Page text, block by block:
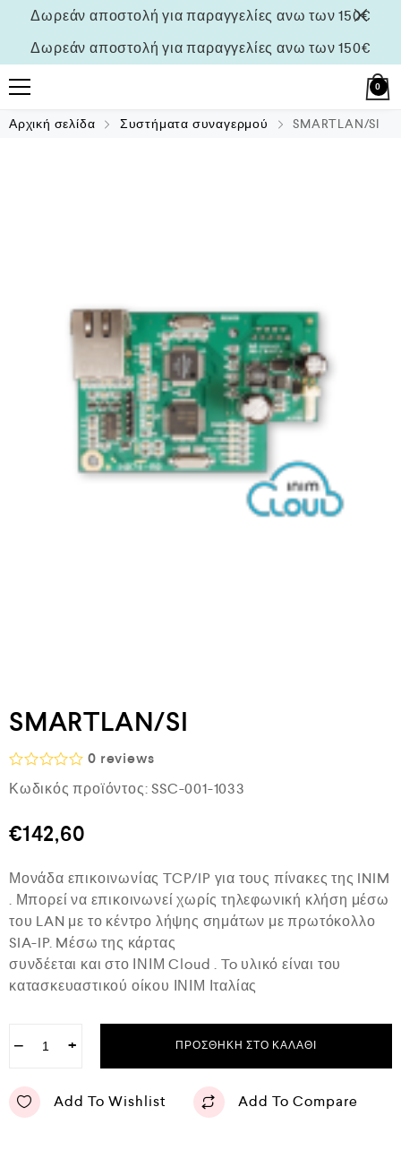
Δωρεάν αποστολή για παραγγελίες ανω των 150€
Δωρεάν αποστολή για παραγγελίες ανω των 150€
0
Αρχική σελίδα Συστήματα συναγερμού SMARTLAN/SI
SMARTLAN/SI
Β
α
μ
ο
γ
θ
η
κ
ε
μ
ε
ό
0 reviews
Κωδικός προϊόντος: SSC-001-1033
€142,60
Μονάδα επικοινωνίας TCP/IP για τους πίνακες της INIM
. Μπορεί να επικοινωνεί χωρίς τηλεφωνική κλήση μέσω
του LAN με το κέντρο λήψης σημάτων με πρωτόκολλο
SIA-IP. Mέσω της κάρτας
συνδέεται και στο ΙΝΙΜ Cloud . To υλικό είναι του
κατασκευαστικού οίκου ΙΝΙΜ Ιταλίας
− + ΠΡΟΣΘΉΚΗ ΣΤΟ ΚΑΛΆΘΙ
Add To Wishlist Add To Compare